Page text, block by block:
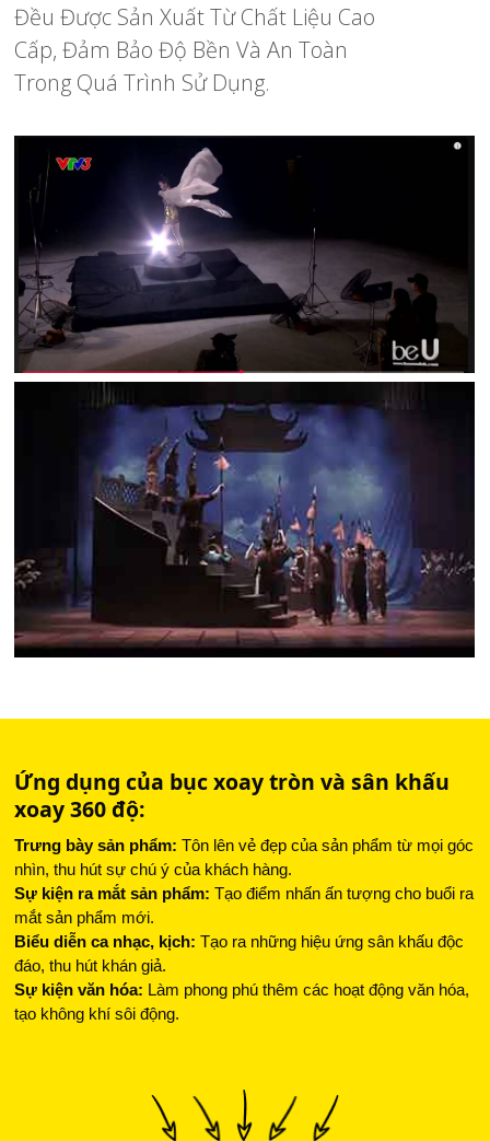
Đều Được Sản Xuất Từ Chất Liệu Cao
Cấp, Đảm Bảo Độ Bền Và An Toàn
Trong Quá Trình Sử Dụng.
Ứng dụng của bục xoay tròn và sân khấu
xoay 360 độ:
Trưng bày sản phẩm: Tôn lên vẻ đẹp của sản phẩm từ mọi góc
nhìn, thu hút sự chú ý của khách hàng.
Sự kiện ra mắt sản phẩm: Tạo điểm nhấn ấn tượng cho buổi ra
mắt sản phẩm mới.
Biểu diễn ca nhạc, kịch: Tạo ra những hiệu ứng sân khấu độc
đáo, thu hút khán giả.
Sự kiện văn hóa: Làm phong phú thêm các hoạt động văn hóa,
tạo không khí sôi động.